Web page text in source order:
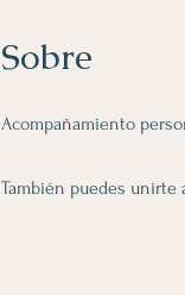
Sobre
Acompañamiento
También puedes unirte